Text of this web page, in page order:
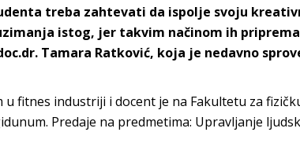
treba zahtevati da ispolje svoju
istog, jer takvim načinom ih
Tamara Ratković, koja je nedavno
fitnes industriji i docent je na Fakultetu za
Predaje na predmetima: Upravljanje